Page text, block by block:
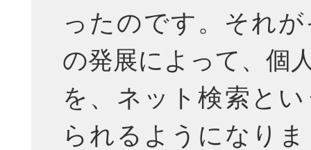
ったのです。それ
の発展によって、個
を、ネット検索と
られるようになり